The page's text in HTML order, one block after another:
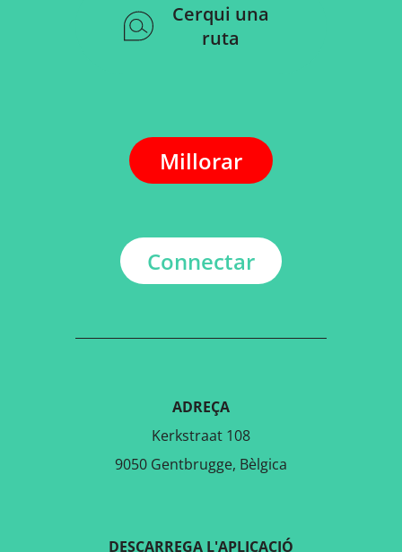
Cerqui una
ruta
Millorar
Connectar
ADREÇA
Kerkstraat 108
9050 Gentbrugge, Bèlgica
DESCARREGA L'APLICACIÓ